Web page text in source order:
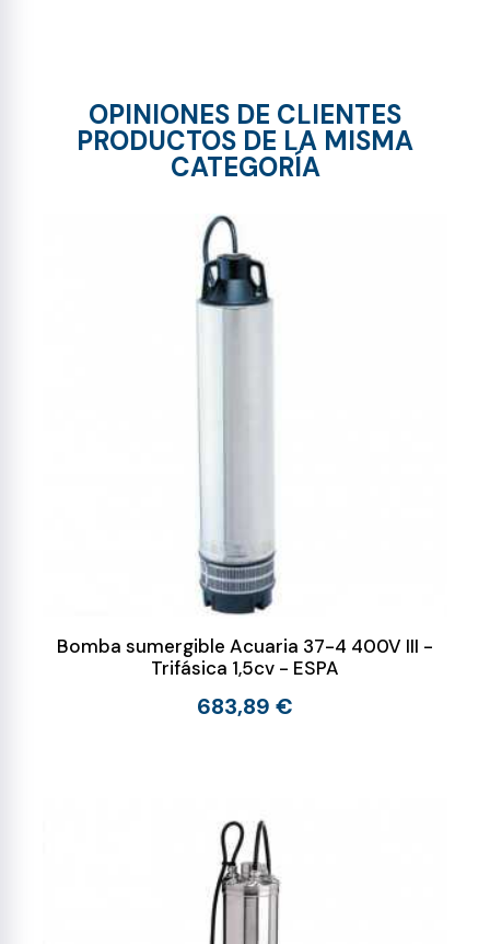
OPINIONES DE CLIENTES
PRODUCTOS DE LA MISMA
CATEGORÍA
Bomba sumergible Acuaria 37-4 400V III -
Trifásica 1,5cv - ESPA
683,89 €